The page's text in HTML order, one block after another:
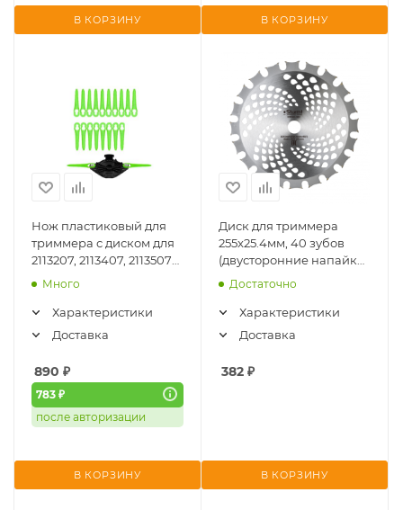
В КОРЗИНУ В КОРЗИНУ
Нож пластиковый для
триммера с диском для
2113207, 2113407, 2113507
(20шт) GREENWORKS
Много
Характеристики
Доставка
890 ₽
783 ₽
после авторизации
В КОРЗИНУ
Диск для триммера
255x25.4мм, 40 зубов
(двусторонние напайки)
STURM (BT8952D-1005)
Достаточно
Характеристики
Доставка
382 ₽
В КОРЗИНУ